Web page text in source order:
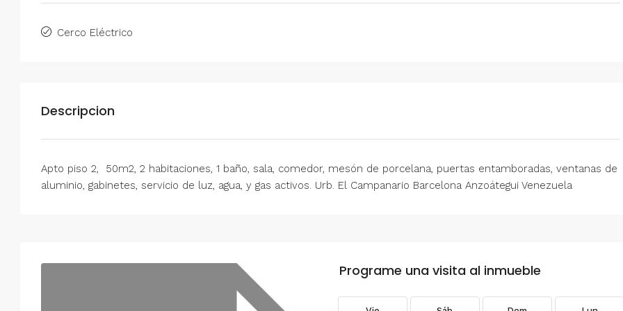
Cerco Eléctrico
Descripcion
Apto piso 2, 50m2, 2 habitaciones, 1 baño, sala, comedor, mesón de porcelana, puertas entamboradas, ventanas de
aluminio, gabinetes, servicio de luz, agua, y gas activos. Urb. El Campanario Barcelona Anzoátegui Venezuela
Programe una visita al inmueble
2 2 100 m²
Prados del Este, Prados del Este, Sector: Prado
Municipio Baruta, Distrito Metropolitano de
Estado Miranda, 1080, Venezuela